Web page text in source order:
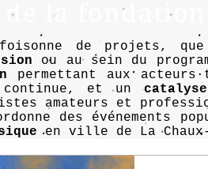
de la
de projets,
ou au sein du
permettant aux
continue, et un
amateurs et
des événements
en ville de La Chaux-